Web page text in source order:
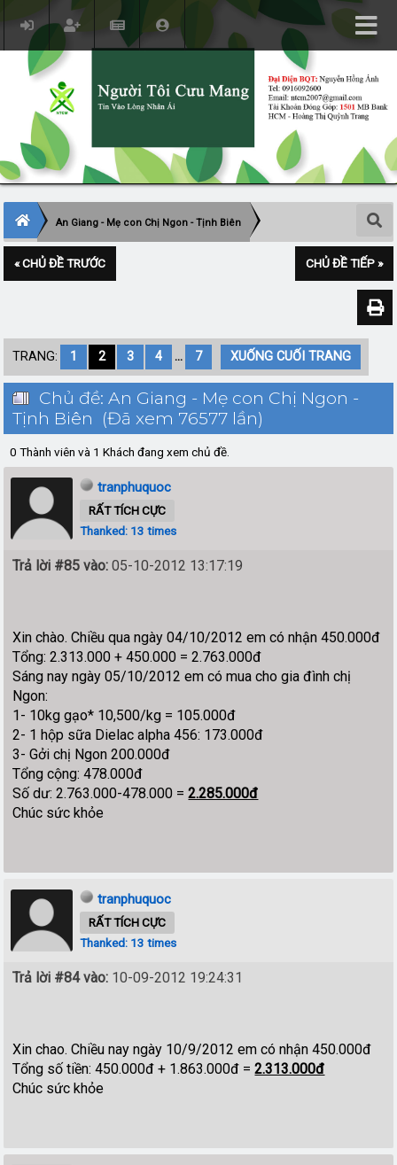
An Giang - Mẹ con Chị Ngon - Tịnh Biên
« CHỦ ĐỀ TRƯỚC CHỦ ĐỀ TIẾP »
TRANG: 1 2 3 4 ... 7 XUỐNG CUỐI TRANG
Chủ đề: An Giang - Mẹ con Chị Ngon -
Tịnh Biên (Đã xem 76577 lần)
0 Thành viên và 1 Khách đang xem chủ đề.
tranphuquoc
RẤT TÍCH CỰC
Thanked: 13 times
Trả lời #85 vào: 05-10-2012 13:17:19
Xin chào. Chiều qua ngày 04/10/2012 em có nhận 450.000đ
Tổng: 2.313.000 + 450.000 = 2.763.000đ
Sáng nay ngày 05/10/2012 em có mua cho gia đình chị
Ngon:
1- 10kg gạo* 10,500/kg = 105.000đ
2- 1 hộp sữa Dielac alpha 456: 173.000đ
3- Gởi chị Ngon 200.000đ
Tổng cộng: 478.000đ
Số dư: 2.763.000-478.000 =2.285.000đ
Chúc sức khỏe
tranphuquoc
RẤT TÍCH CỰC
Thanked: 13 times
Trả lời #84 vào: 10-09-2012 19:24:31
Xin chao. Chiều nay ngày 10/9/2012 em có nhận 450.000đ
Tổng số tiền: 450.000đ + 1.863.000đ =2.313.000đ
Chúc sức khỏe